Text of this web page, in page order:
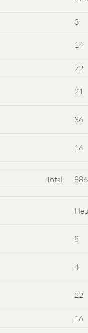
3
14
72
21
36
16
Total: 886
8
4
22
16